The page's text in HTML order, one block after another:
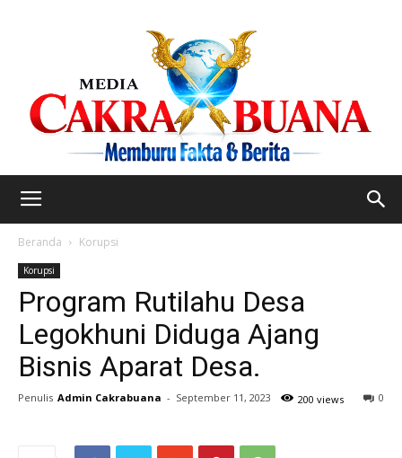
Beranda Korupsi
Korupsi
Program Rutilahu Desa
Legokhuni Diduga Ajang
Bisnis Aparat Desa.
Penulis Admin Cakrabuana - September 11, 2023 0
200 views